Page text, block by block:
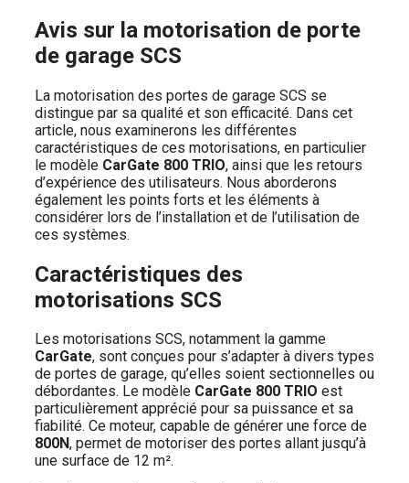
Avis sur la motorisation de porte
de garage SCS
La motorisation des portes de garage SCS se
distingue par sa qualité et son efficacité. Dans cet
article, nous examinerons les différentes
caractéristiques de ces motorisations, en particulier
le modèle CarGate 800 TRIO, ainsi que les retours
d’expérience des utilisateurs. Nous aborderons
également les points forts et les éléments à
considérer lors de l’installation et de l’utilisation de
ces systèmes.
Caractéristiques des
motorisations SCS
Les motorisations SCS, notamment la gamme
CarGate, sont conçues pour s’adapter à divers types
de portes de garage, qu’elles soient sectionnelles ou
débordantes. Le modèle CarGate 800 TRIO est
particulièrement apprécié pour sa puissance et sa
fiabilité. Ce moteur, capable de générer une force de
800N, permet de motoriser des portes allant jusqu’à
une surface de 12 m².